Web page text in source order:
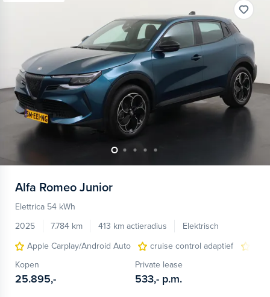
Alfa Romeo Junior
Elettrica 54 kWh
2025
7.784 km 413 km actieradius
Elektrisch
Apple Carplay/Android Auto
cruise control adaptief
Kopen
25.895,-
Private lease
533,- p.m.